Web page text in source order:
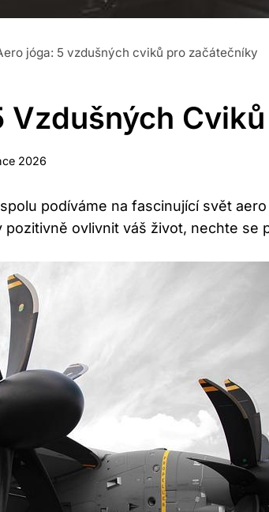
jóga: 5 vzdušných cviků pro začátečníky
Vzdušných
2026
podíváme na⁢ fascinující svět
ovlivnit váš život, nechte⁢